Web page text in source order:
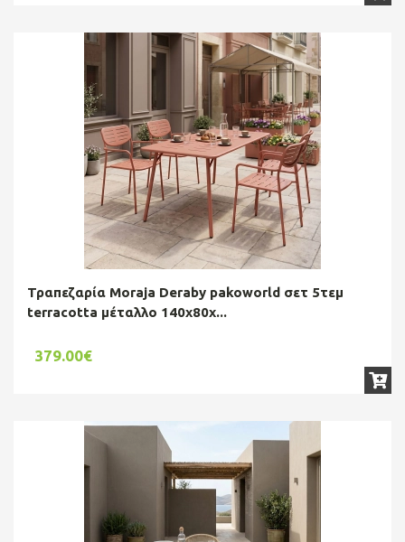
Τραπεζαρία Moraja Deraby pakoworld σετ 5τεμ
terracotta μέταλλο 140x80x...
379.00€